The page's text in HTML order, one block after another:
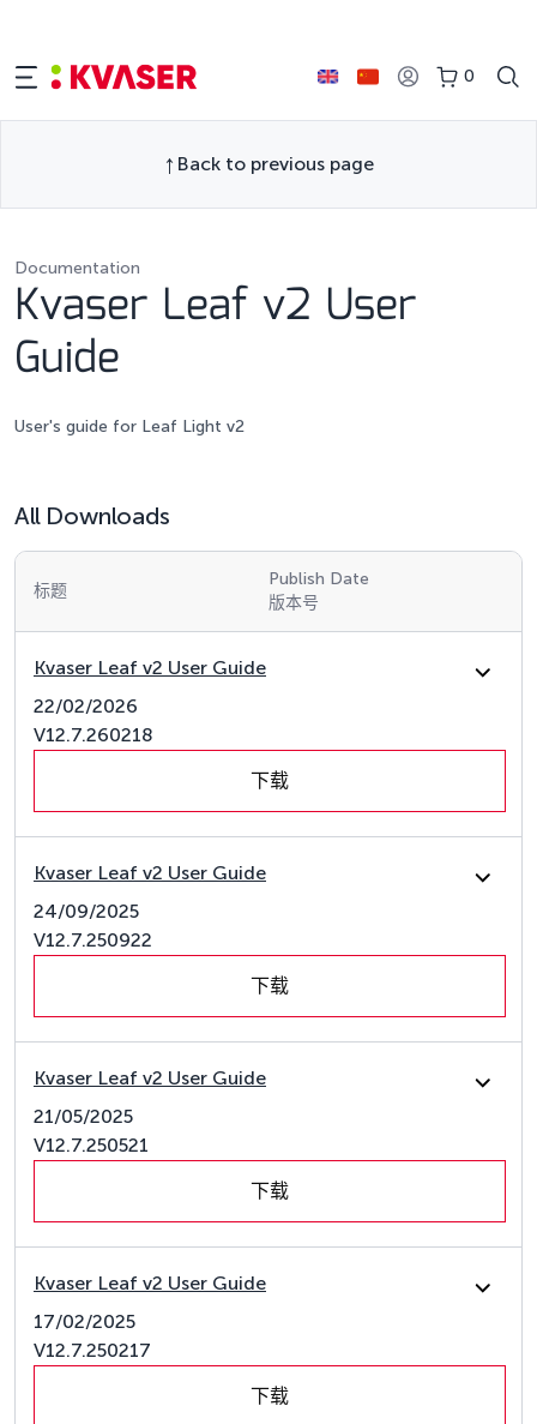
0
Back to previous page
Documentation
Kvaser Leaf v2 User
Guide
User's guide for Leaf Light v2
All Downloads
标题
Publish Date
版本号
Kvaser Leaf v2 User Guide
22/02/2026
V12.7.260218
下载
Kvaser Leaf v2 User Guide
24/09/2025
V12.7.250922
下载
Kvaser Leaf v2 User Guide
21/05/2025
V12.7.250521
下载
Kvaser Leaf v2 User Guide
17/02/2025
V12.7.250217
下载